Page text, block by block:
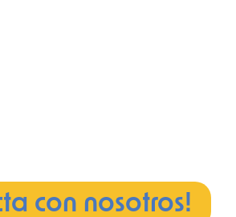
con nosotros!